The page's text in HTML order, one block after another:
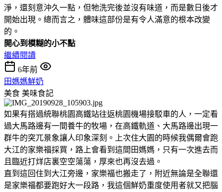
淨，還刻意沖久一點，但牠洗完後並沒有味道，而是數日後才
開始出現。總而言之，體味這部份是有令人滿意的根本改變
的。
開心到模糊的小不點
繼續閱讀
6年前
田媽媽鮮奶
美食 美味食記
如果有搭過統聯桃園高鐵站往返桃園機場接駁車的人，一定看
過大馬路邊有一間養牛的牧場，在高鐵軌道、大馬路邊出現一
群牛的突兀景象讓人印象深刻。上次住大園的時候我偶爾會跑
大江的家樂福採買，路上會看到這間田媽媽，只有一次進去而
且臨近打烊店裏空空蕩蕩，厚來也再沒去過。
直到這回住到大江旁邊，家樂福也搬走了，附近無論是全聯還
是家樂福都要跑好大一段路，我這個鮮奶重度使用者就又把腦